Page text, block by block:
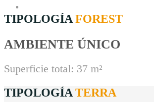
TIPOLOGÍA FOREST
AMBIENTE ÚNICO
Superficie total: 37 m²
TIPOLOGÍA TERRA